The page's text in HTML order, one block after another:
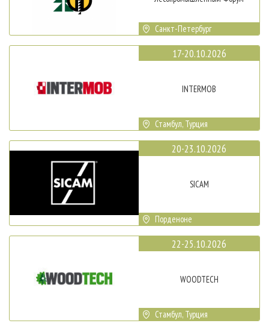
Санкт-Петербург
17-20.10.2026
INTERMOB
Стамбул, Турция
20-23.10.2026
SICAM
Порденоне
22-25.10.2026
WOODTECH
Стамбул, Турция